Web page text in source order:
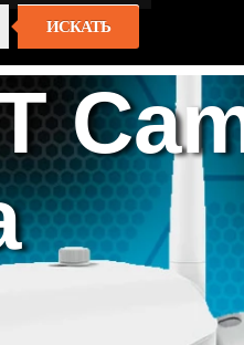
ИСКАТЬ